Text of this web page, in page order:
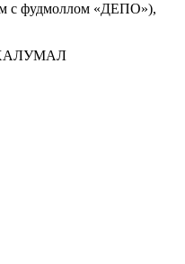
с фудмоллом «ДЕПО»),